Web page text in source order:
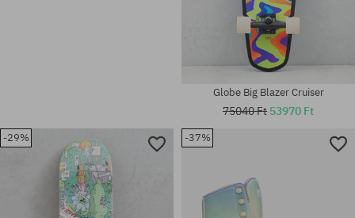
univerzális méret
Globe Big Blazer Cruiser
75040 Ft 53970 Ft
-29% -37%